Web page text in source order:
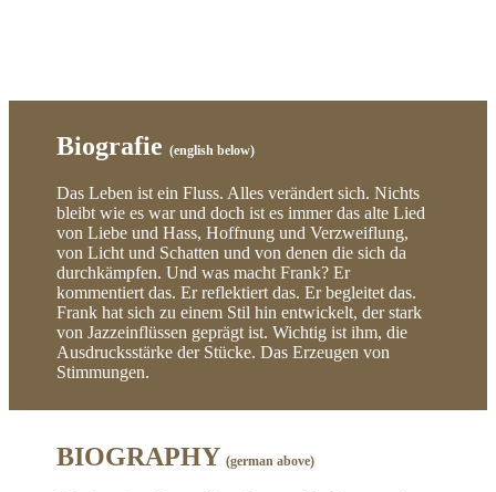
Biografie(english below)
Das Leben ist ein Fluss. Alles verändert sich. Nichts
bleibt wie es war und doch ist es immer das alte Lied
von Liebe und Hass, Hoffnung und Verzweiflung,
von Licht und Schatten und von denen die sich da
durchkämpfen. Und was macht Frank? Er
kommentiert das. Er reflektiert das. Er begleitet das.
Frank hat sich zu einem Stil hin entwickelt, der stark
von Jazzeinflüssen geprägt ist. Wichtig ist ihm, die
Ausdrucksstärke der Stücke. Das Erzeugen von
Stimmungen.
BIOGRAPHY(german above)